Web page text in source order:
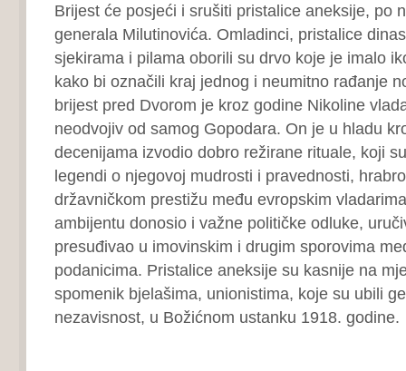
Brijest će posjeći i srušiti pristalice aneksije, po
generala Milutinovića. Omladinci, pristalice
sjekirama i pilama oborili su drvo koje je imalo
kako bi označili kraj jednog i neumitno rađanje
brijest pred Dvorom je kroz godine Nikoline
neodvojiv od samog Gopodara. On je u hladu
decenijama izvodio dobro režirane rituale, koji
legendi o njegovoj mudrosti i pravednosti,
državničkom prestižu među evropskim
ambijentu donosio i važne političke odluke,
presuđivao u imovinskim i drugim sporovima
podanicima. Pristalice aneksije su kasnije na
spomenik bjelašima, unionistima, koje su ubili
nezavisnost, u Božićnom ustanku 1918. godine.